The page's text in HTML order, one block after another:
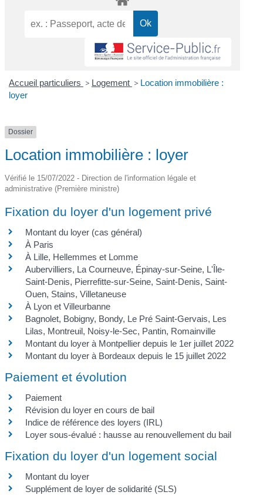
Accueil particuliers > Logement > Location immobilière :
loyer
Dossier
Location immobilière : loyer
Vérifié le 15/07/2022 - Direction de l'information légale et
administrative (Première ministre)
Fixation du loyer d'un logement privé
Montant du loyer (cas général)
À Paris
À Lille, Hellemmes et Lomme
Aubervilliers, La Courneuve, Épinay-sur-Seine, L'Île-
Saint-Denis, Pierrefitte-sur-Seine, Saint-Denis, Saint-
Ouen, Stains, Villetaneuse
À Lyon et Villeurbanne
Bagnolet, Bobigny, Bondy, Le Pré Saint-Gervais, Les
Lilas, Montreuil, Noisy-le-Sec, Pantin, Romainville
Montant du loyer à Montpellier depuis le 1er juillet 2022
Montant du loyer à Bordeaux depuis le 15 juillet 2022
Paiement et évolution
Paiement
Révision du loyer en cours de bail
Indice de référence des loyers (IRL)
Loyer sous-évalué : hausse au renouvellement du bail
Fixation du loyer d'un logement social
Montant du loyer
Supplément de loyer de solidarité (SLS)